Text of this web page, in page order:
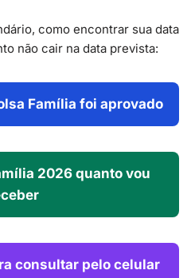
como encontrar sua data
não cair na data prevista:
Família foi aprovado
2026 quanto vou
consultar pelo celular